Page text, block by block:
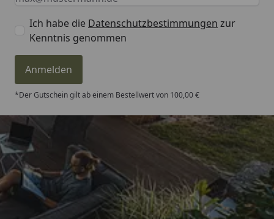
Ich habe die Datenschutzbestimmungen zur
Kenntnis genommen
Anmelden
*Der Gutschein gilt ab einem Bestellwert von 100,00 €
Trusted Shops
4,81/ 5